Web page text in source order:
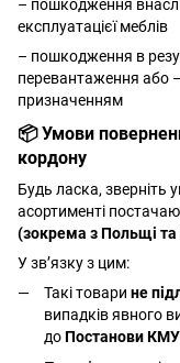
– пошкодження
експлуатацієї меблів
– пошкодження в
перевантаження або
призначенням
📦 Умови
кордону
Будь ласка, зверніть
асортименті
(зокрема з Польщі та
У зв’язку з цим:
Такі товари не
випадків явного
доПостанови